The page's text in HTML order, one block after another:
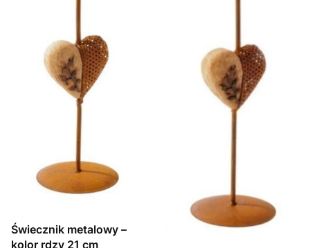
Świecznik metalowy –
kolor rdzy 21 cm